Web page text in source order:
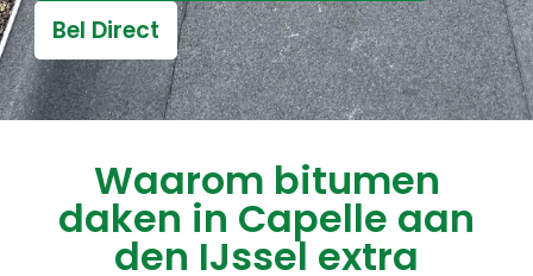
Bel Direct
Waarom bitumen
daken in Capelle aan
den IJssel extra